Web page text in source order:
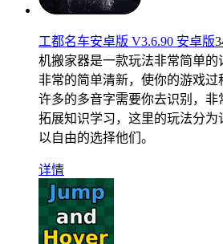
工都名车安卓版 V3.6.90 安卓版
机搬家器是一款玩法非常简单
非常的简单清新，使你的游戏过
许多的多音字需要你去识别，非
拓展知识学习，这里的玩法分
以自由的选择他们。
详情